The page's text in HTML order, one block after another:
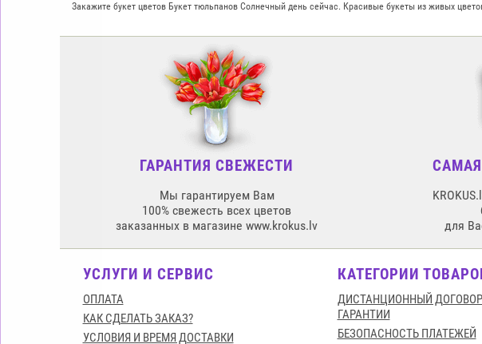
Закажите букет цветов Букет тюльпанов Солнечный день сейчас. Красивые букеты из живых
ГАРАНТИЯ СВЕЖЕСТИ
Мы гарантируем Вам
100% свежесть всех цветов
заказанных в магазине www.krokus.lv
для
УСЛУГИ И СЕРВИС
ОПЛАТА
КАК СДЕЛАТЬ ЗАКАЗ?
УСЛОВИЯ И ВРЕМЯ ДОСТАВКИ
КАТЕГОРИИ
ДИСТАНЦИОННЫЙ
ГАРАНТИИ
БЕЗОПАСНОСТЬ ПЛАТЕЖЕЙ